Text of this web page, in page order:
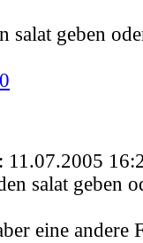
geben
11.07.2005
salat geben
eine andere